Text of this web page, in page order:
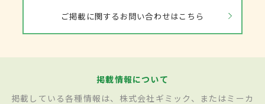
ご掲載に関するお問い合わせはこちら
掲載情報について
掲載している各種情報は、株式会社ギミック、またはミーカ